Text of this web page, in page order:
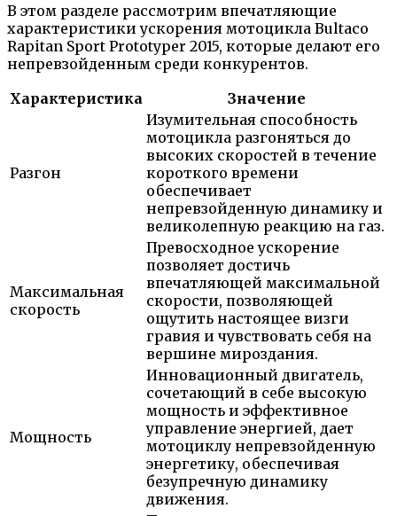
В этом разделе рассмотрим впечатляющие
характеристики ускорения мотоцикла Bultaco
Rapitan Sport Prototyper 2015, которые делают его
непревзойденным среди конкурентов.
Характеристика
Значение
Разгон
Изумительная способность
мотоцикла разгоняться до
высоких скоростей в течение
короткого времени
обеспечивает
непревзойденную динамику и
великолепную реакцию на газ.
Максимальная
скорость
Превосходное ускорение
позволяет достичь
впечатляющей максимальной
скорости, позволяющей
ощутить настоящее визги
гравия и чувствовать себя на
вершине мироздания.
Мощность
Инновационный двигатель,
сочетающий в себе высокую
мощность и эффективное
управление энергией, дает
мотоциклу непревзойденную
энергетику, обеспечивая
безупречную динамику
движения.